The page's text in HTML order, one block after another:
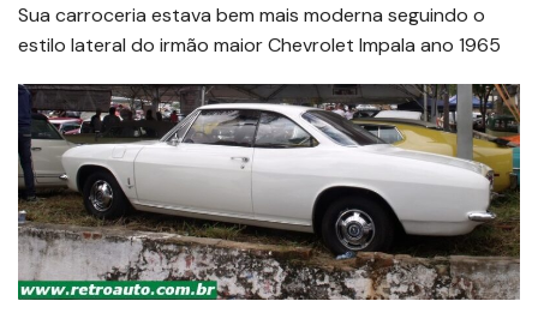
Sua carroceria estava bem mais moderna seguindo o
estilo lateral do irmão maior Chevrolet Impala ano 1965